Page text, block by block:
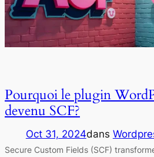
Pourquoi le plugin
devenu SCF?
Oct 31, 2024dans
Secure Custom Fields (SCF)